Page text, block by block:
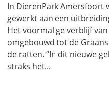
In DierenPark Amersfoort
gewerkt aan een
Het voormalige verblijf
omgebouwd tot de
de ratten. “In dit nieuwe
straks het...